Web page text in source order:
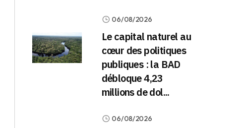
06/08/2026
Le capital naturel au
cœur des politiques
publiques : la BAD
débloque 4,23
millions de dol...
06/08/2026